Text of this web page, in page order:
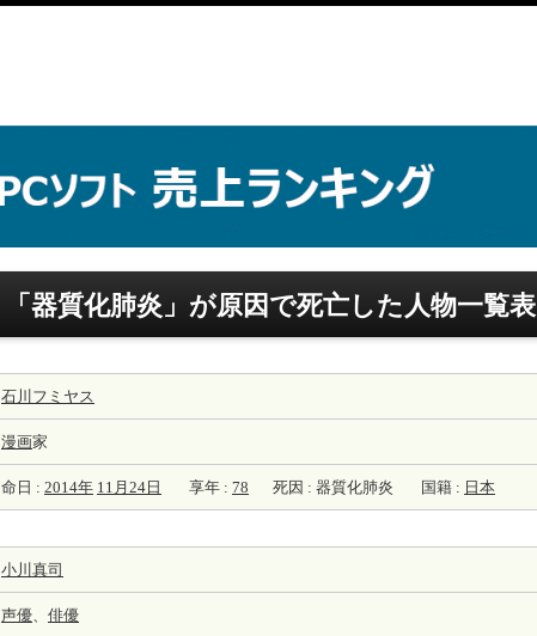
「器質化肺炎」が原因で死亡した人物一覧表
石川フミヤス
漫画家
命日 : 2014年 11月24日 享年 : 78 死因 : 器質化肺炎 国籍 : 日本
小川真司
声優、 俳優